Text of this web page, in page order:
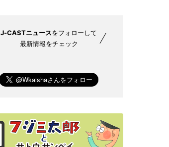
J-CASTニュースをフォローして
最新情報をチェック